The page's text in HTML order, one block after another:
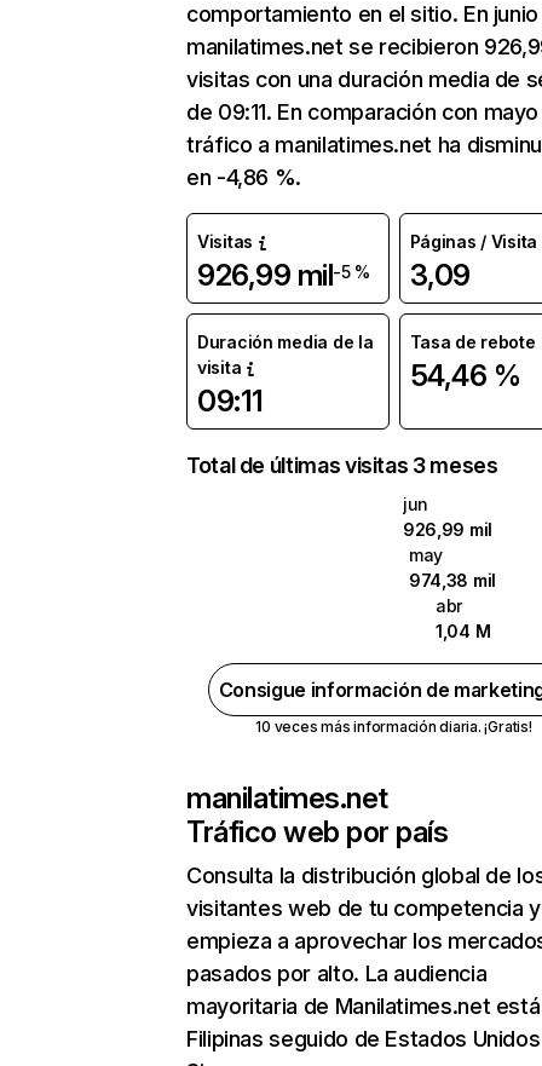
comportamiento en el sitio. En junio
manilatimes.net se recibieron
visitas con una duración media de
de 09:11. En comparación con
tráfico a manilatimes.net ha
en -4,86 %.
Visitas
926,99 mil-5 %
Páginas / Visita
3,09
Duración media de la
visita
09:11
Tasa de rebote
54,46 %
Total de últimas visitas 3 meses
jun
926,99 mil
may
974,38 mil
abr
1,04 M
Consigue información de
10 veces más información diaria. ¡Gratis!
manilatimes.net
Tráfico web por país
Consulta la distribución global de
visitantes web de tu competencia y
empieza a aprovechar los
pasados por alto. La audiencia
mayoritaria de Manilatimes.net
Filipinas seguido de Estados